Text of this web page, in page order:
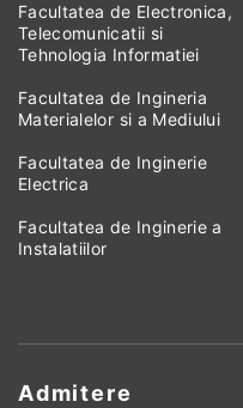
Facultatea de Electronica,
Telecomunicatii si
Tehnologia Informatiei
Facultatea de Ingineria
Materialelor si a Mediului
Facultatea de Inginerie
Electrica
Facultatea de Inginerie a
Instalatiilor
Admitere